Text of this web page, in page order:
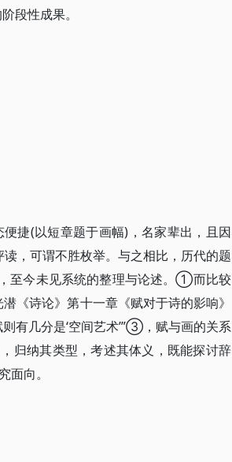
段性成果。
捷(以短章题于画幅)，名家辈出，且因
，可谓不胜枚举。与之相比，历代的题
至今未见系统的整理与论述。①而比较
《诗论》第十一章《赋对于诗的影响》
有几分是‘空间艺术’”③，赋与画的关系
归纳其类型，考述其体义，既能探讨辞
面向。